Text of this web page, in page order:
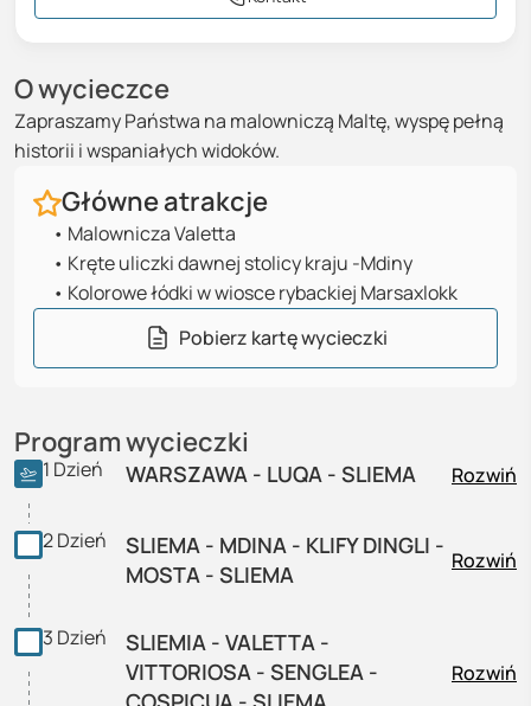
O wycieczce
Zapraszamy Państwa na malowniczą Maltę, wyspę pełną
historii i wspaniałych widoków.
Główne atrakcje
• Malownicza Valetta
• Kręte uliczki dawnej stolicy kraju -Mdiny
• Kolorowe łódki w wiosce rybackiej Marsaxlokk
Pobierz kartę wycieczki
Program wycieczki
1 Dzień WARSZAWA - LUQA - SLIEMA Rozwiń
2Dzień
SLIEMA - MDINA - KLIFY DINGLI -
MOSTA - SLIEMA
Rozwiń
3 Dzień
SLIEMIA - VALETTA -
VITTORIOSA - SENGLEA -
Rozwiń